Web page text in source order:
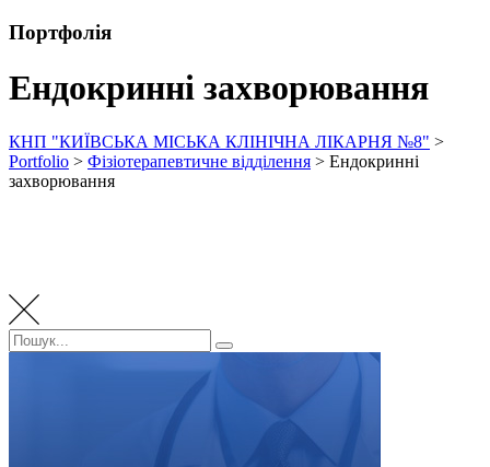
Портфолія
Ендокринні захворювання
КНП "КИЇВСЬКА МІСЬКА КЛІНІЧНА ЛІКАРНЯ №8" >
Portfolio > Фізіотерапевтичне відділення > Ендокринні
захворювання
Пошук:
Пошук